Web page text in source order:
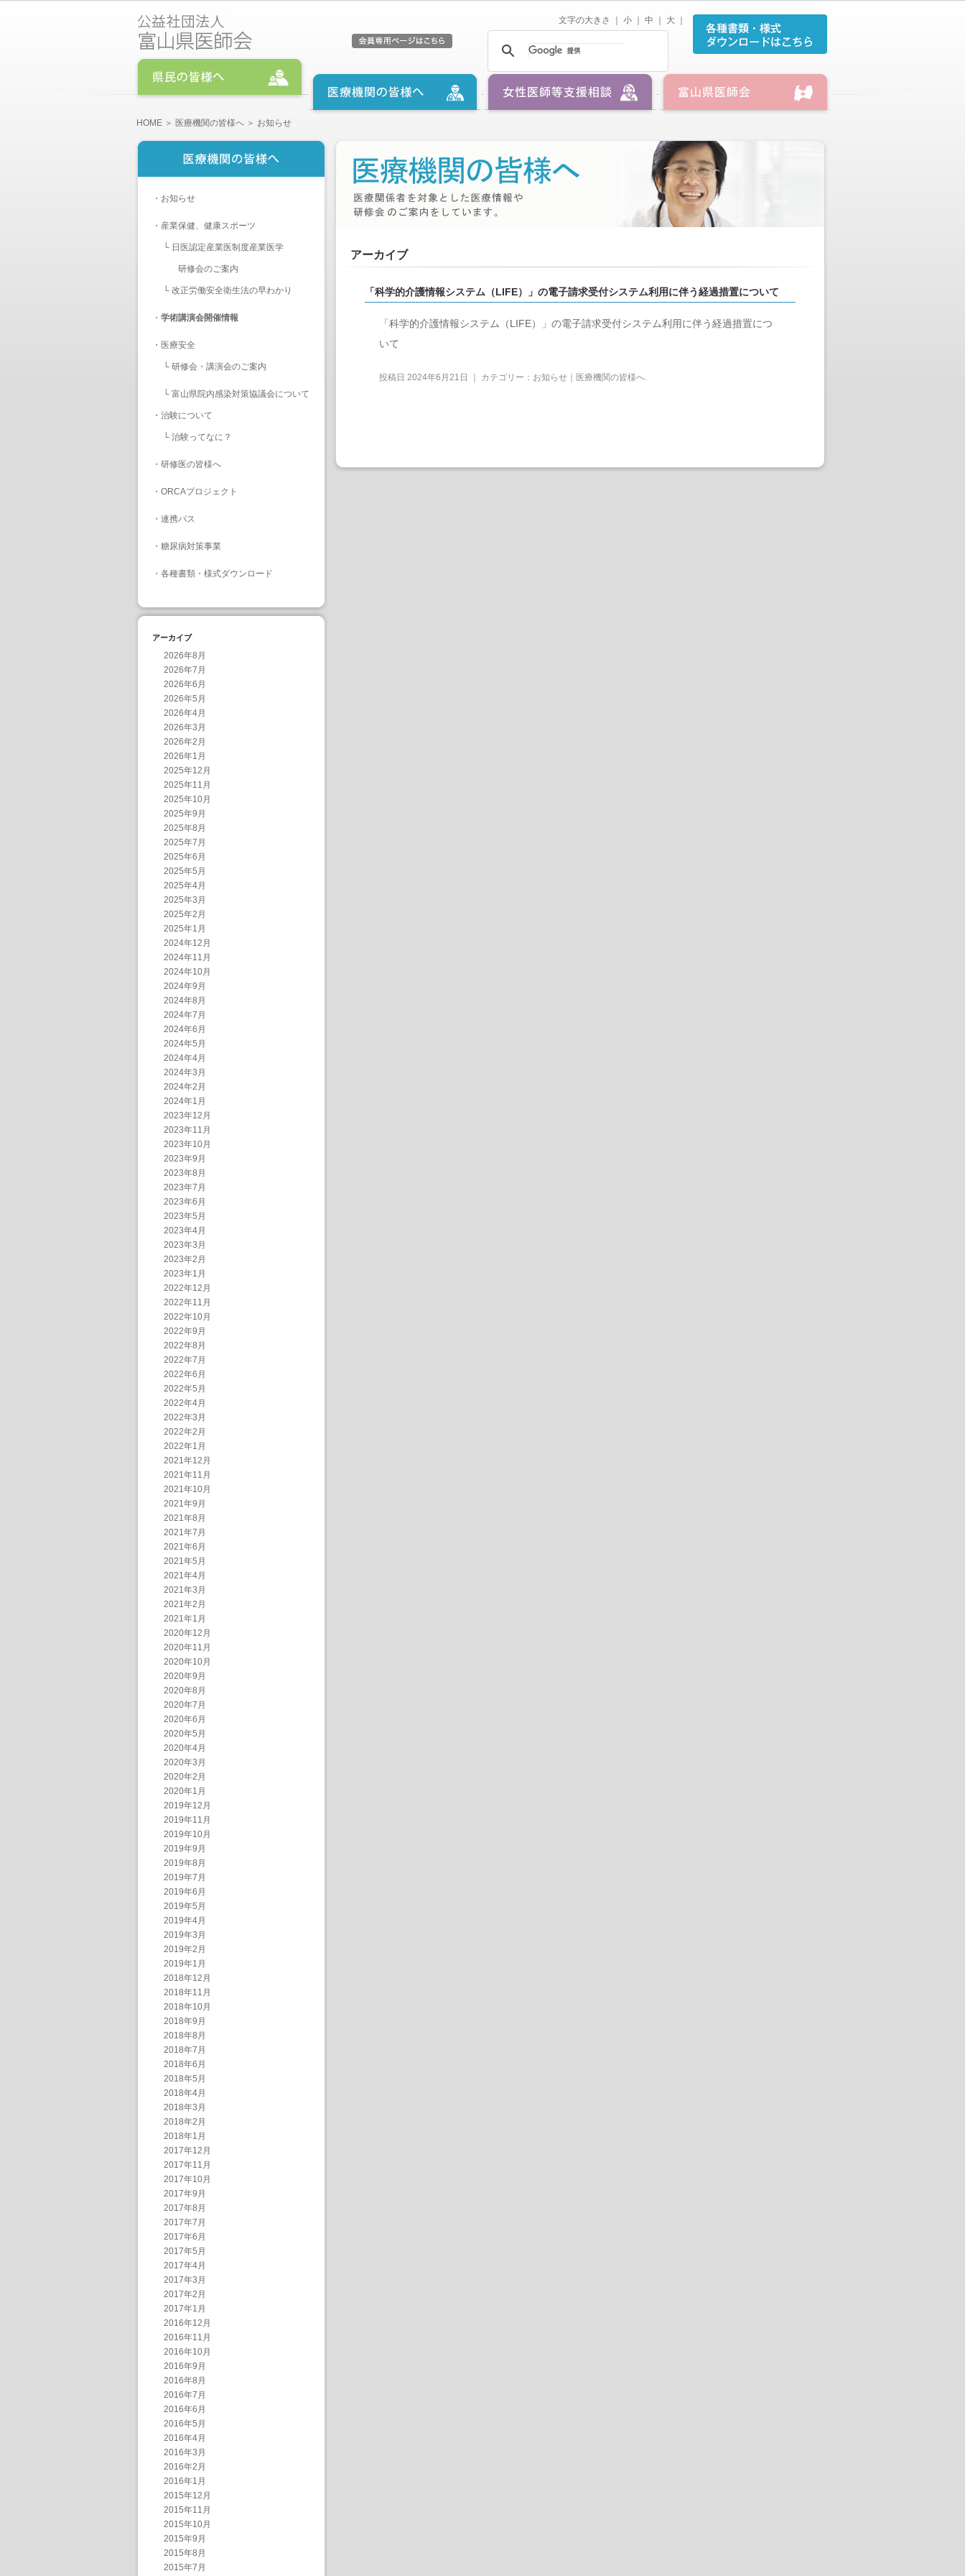
文字の大きさ ｜ 小 中 大
HOME ＞ 医療機関の皆様へ ＞ お知らせ
・ お知らせ
・ 産業保健、健康スポーツ
└ 日医認定産業医制度産業医学
研修会のご案内
└ 改正労働安全衛生法の早わかり
・ 学術講演会開催情報
・ 医療安全
└ 研修会・講演会のご案内
└ 富山県院内感染対策協議会について
・ 治験について
└ 治験ってなに？
・ 研修医の皆様へ
・ ORCAプロジェクト
・ 連携パス
・ 糖尿病対策事業
・ 各種書類・様式ダウンロード
アーカイブ
2026年8月
2026年7月
2026年6月
2026年5月
2026年4月
2026年3月
2026年2月
2026年1月
2025年12月
2025年11月
2025年10月
2025年9月
2025年8月
2025年7月
2025年6月
2025年5月
2025年4月
2025年3月
2025年2月
2025年1月
2024年12月
2024年11月
2024年10月
2024年9月
2024年8月
2024年7月
2024年6月
2024年5月
2024年4月
2024年3月
2024年2月
2024年1月
2023年12月
2023年11月
2023年10月
2023年9月
2023年8月
2023年7月
2023年6月
2023年5月
2023年4月
2023年3月
2023年2月
2023年1月
2022年12月
2022年11月
2022年10月
2022年9月
2022年8月
2022年7月
2022年6月
2022年5月
2022年4月
2022年3月
2022年2月
2022年1月
2021年12月
2021年11月
2021年10月
2021年9月
2021年8月
2021年7月
2021年6月
2021年5月
2021年4月
2021年3月
2021年2月
2021年1月
2020年12月
2020年11月
2020年10月
2020年9月
2020年8月
2020年7月
2020年6月
2020年5月
2020年4月
2020年3月
2020年2月
2020年1月
2019年12月
2019年11月
2019年10月
2019年9月
2019年8月
2019年7月
2019年6月
2019年5月
2019年4月
2019年3月
2019年2月
2019年1月
2018年12月
2018年11月
2018年10月
2018年9月
2018年8月
2018年7月
2018年6月
2018年5月
2018年4月
2018年3月
2018年2月
2018年1月
2017年12月
2017年11月
2017年10月
2017年9月
2017年8月
2017年7月
2017年6月
2017年5月
2017年4月
2017年3月
2017年2月
2017年1月
2016年12月
2016年11月
2016年10月
2016年9月
2016年8月
2016年7月
2016年6月
2016年5月
2016年4月
2016年3月
2016年2月
2016年1月
2015年12月
2015年11月
2015年10月
2015年9月
2015年8月
2015年7月
アーカイブ
「科学的介護情報システム（LIFE）」の電子請求受付システム利用に伴う経過措置について
「科学的介護情報システム（LIFE）」の電子請求受付システム利用に伴う経過措置につ
いて
投稿日 2024年6月21日 ｜ カテゴリー： お知らせ｜医療機関の皆様へ.